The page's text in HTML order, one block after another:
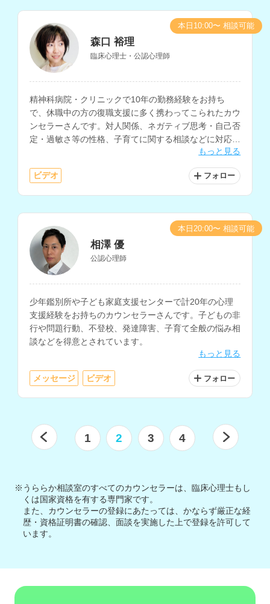
森口 裕理
臨床心理士・公認心理師
精神科病院・クリニックで10年の勤務経験をお持ち
で、休職中の方の復職支援に多く携わってこられたカウ
ンセラーさんです。対人関係、ネガティブ思考・自己否
定・過敏さ等の性格、子育てに関する相談などに対応さ
もっと見る
ビデオ フォロー
本日10:00〜 相談可能
相澤 優
公認心理師
少年鑑別所や子ども家庭支援センターで計20年の心理
支援経験をお持ちのカウンセラーさんです。子どもの非
行や問題行動、不登校、発達障害、子育て全般の悩み相
談などを得意とされています。
もっと見る
メッセージ ビデオ フォロー
本日20:00〜 相談可能
1 2 3 4
※うららか相談室のすべてのカウンセラーは、臨床心理士もし
くは国家資格を有する専門家です。
また、カウンセラーの登録にあたっては、かならず厳正な経
歴・資格証明書の確認、面談を実施した上で登録を許可して
います。